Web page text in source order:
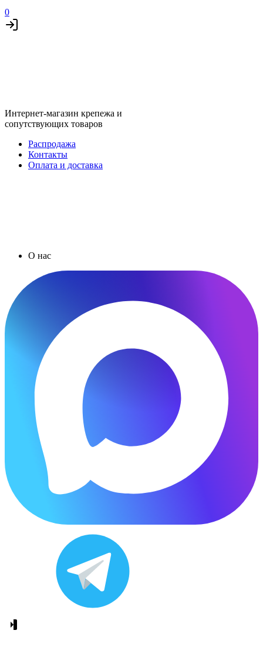
0
Интернет-магазин крепежа и
сопутствующих товаров
Распродажа
Контакты
Оплата и доставка
О нас